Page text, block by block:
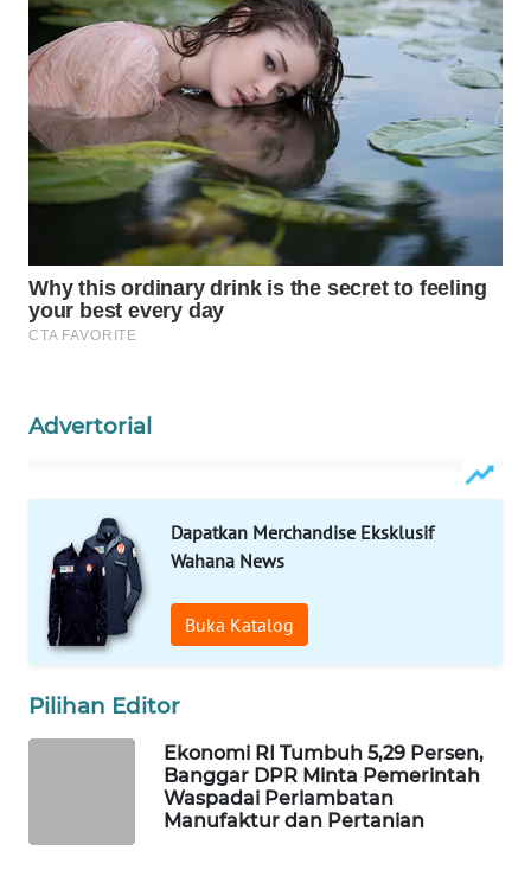
Advertorial
Dapatkan Merchandise Eksklusif
Wahana News
Buka Katalog
Pilihan Editor
Ekonomi RI Tumbuh 5,29 Persen,
Banggar DPR Minta Pemerintah
Waspadai Perlambatan
Manufaktur dan Pertanian
WAHANA
SELEB
WAHANA
PERSONA
WAHANA
WAHANA
HEALTH
WISATA
WAHANA
Wahana
Network
KONSUMEN
LISTRIK
MASYARAKAT
ID